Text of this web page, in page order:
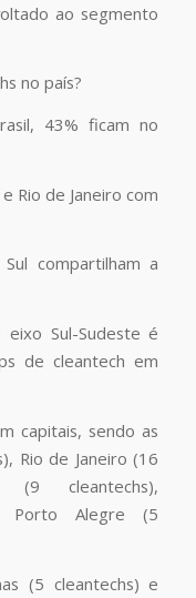
ao segmento
no país?
43% ficam no
Rio de Janeiro com
compartilham a
Sul-Sudeste é
de cleantech em
capitais, sendo as
Rio de Janeiro (16
(9 cleantechs),
Porto Alegre (5
(5 cleantechs) e